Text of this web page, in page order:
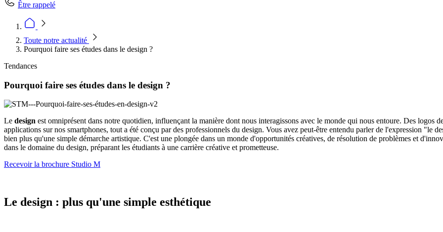
Être rappelé
Toute notre actualité
Pourquoi faire ses études dans le design ?
Tendances
Pourquoi faire ses études dans le design ?
Le design est omniprésent dans notre quotidien, influençant la manière dont nous interagissons avec le monde qui nous entoure. Des logos
applications sur nos smartphones, tout a été conçu par des professionnels du design. Vous avez peut-être entendu parler de l'expression "le
bien plus qu'une simple démarche artistique. C'est une plongée dans un monde d'opportunités créatives, de résolution de problèmes et
dans le domaine du design, préparant les étudiants à une carrière créative et prometteuse.
Recevoir la brochure Studio M
Le design : plus qu'une simple esthétique